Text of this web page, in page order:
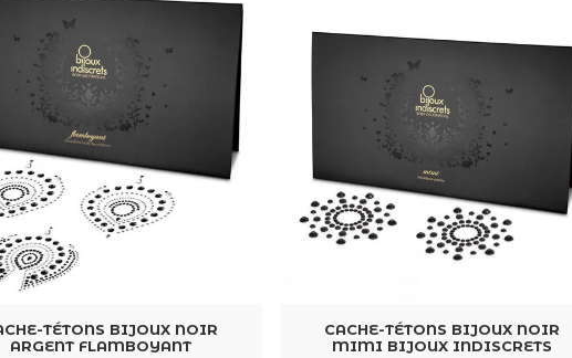
OREILLES CHAT ÉCO-
CUIR
25,95€ TTC
PLUG ANAL EN VERRE
BOROSILICATE ROSE 18,5 CM
27,90€ TTC
TÉTONS BIJOUX NOIR
ARGENT FLAMBOYANT
CACHE-TÉTONS BIJOUX NOIR
MIMI BIJOUX INDISCRETS